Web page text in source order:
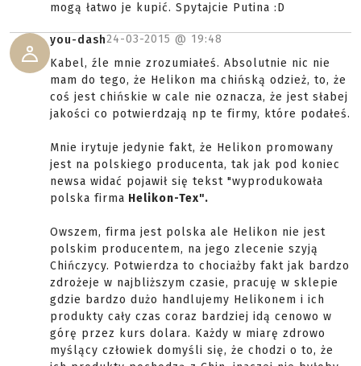
mogą łatwo je kupić. Spytajcie Putina :D
you-dash24-03-2015 @ 19:48
Kabel, źle mnie zrozumiałeś. Absolutnie nic nie
mam do tego, że Helikon ma chińską odzież, to, że
coś jest chińskie w cale nie oznacza, że jest słabej
jakości co potwierdzają np te firmy, które podałeś.
Mnie irytuje jedynie fakt, że Helikon promowany
jest na polskiego producenta, tak jak pod koniec
newsa widać pojawił się tekst "wyprodukowała
polska firma Helikon-Tex".
Owszem, firma jest polska ale Helikon nie jest
polskim producentem, na jego zlecenie szyją
Chińczycy. Potwierdza to chociażby fakt jak bardzo
zdrożeje w najbliższym czasie, pracuję w sklepie
gdzie bardzo dużo handlujemy Helikonem i ich
produkty cały czas coraz bardziej idą cenowo w
górę przez kurs dolara. Każdy w miarę zdrowo
myślący człowiek domyśli się, że chodzi o to, że